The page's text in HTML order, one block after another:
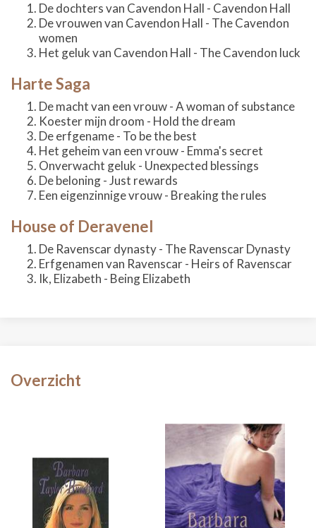
De dochters van Cavendon Hall - Cavendon Hall
De vrouwen van Cavendon Hall - The Cavendon
women
Het geluk van Cavendon Hall - The Cavendon luck
Harte Saga
De macht van een vrouw - A woman of substance
Koester mijn droom - Hold the dream
De erfgename - To be the best
Het geheim van een vrouw - Emma's secret
Onverwacht geluk - Unexpected blessings
De beloning - Just rewards
Een eigenzinnige vrouw - Breaking the rules
House of Deravenel
De Ravenscar dynasty - The Ravenscar Dynasty
Erfgenamen van Ravenscar - Heirs of Ravenscar
Ik, Elizabeth - Being Elizabeth
Overzicht